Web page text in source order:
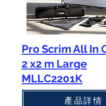
Pro Scrim All In
2 x2 m Large
MLLC2201K
產品詳情